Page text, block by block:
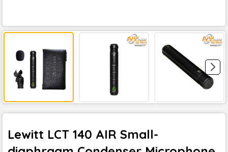
Lewitt LCT 140 AIR Small-